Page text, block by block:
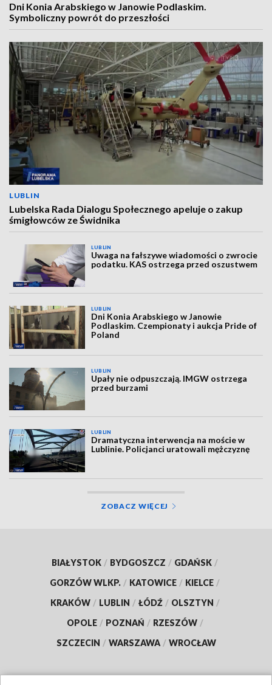
Dni Konia Arabskiego w Janowie Podlaskim.
Symboliczny powrót do przeszłości
LUBLIN
Lubelska Rada Dialogu Społecznego apeluje o zakup
śmigłowców ze Świdnika
LUBLIN
Uwaga na fałszywe wiadomości o zwrocie
podatku. KAS ostrzega przed oszustwem
LUBLIN
Dni Konia Arabskiego w Janowie
Podlaskim. Czempionaty i aukcja Pride of
Poland
LUBLIN
Upały nie odpuszczają. IMGW ostrzega
przed burzami
LUBLIN
Dramatyczna interwencja na moście w
Lublinie. Policjanci uratowali mężczyznę
ZOBACZ WIĘCEJ
BIAŁYSTOK / BYDGOSZCZ / GDAŃSK /
GORZÓW WLKP. / KATOWICE / KIELCE /
KRAKÓW / LUBLIN / ŁÓDŹ / OLSZTYN /
OPOLE / POZNAŃ / RZESZÓW /
SZCZECIN / WARSZAWA / WROCŁAW